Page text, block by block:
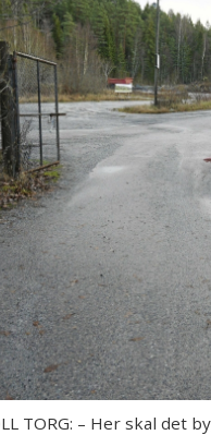
TORG: – Her skal det